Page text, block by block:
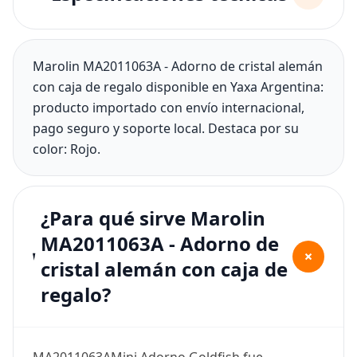
Marolin MA2011063A - Adorno de cristal alemán
con caja de regalo disponible en Yaxa Argentina:
producto importado con envío internacional,
pago seguro y soporte local. Destaca por su
color: Rojo.
¿Para qué sirve Marolin
MA2011063A - Adorno de
cristal alemán con caja de
regalo?
+